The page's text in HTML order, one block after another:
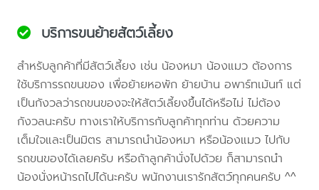
บริการขนย้ายสัตว์เลี้ยง
สำหรับลูกค้าที่มีสัตว์เลี้ยง เช่น น้องหมา น้องแมว ต้องการ
ใช้บริการรถขนของ เพื่อย้ายหอพัก ย้ายบ้าน อพาร์ทเม้นท์ แต่
เป็นกังวลว่ารถขนของจะให้สัตว์เลี้ยงขึ้นได้หรือไม่ ไม่ต้อง
กังวลนะครับ ทางเราให้บริการกับลูกค้าทุกท่าน ด้วยความ
เต็มใจและเป็นมิตร สามารถนำน้องหมา หรือน้องแมว ไปกับ
รถขนของได้เลยครับ หรือถ้าลูกค้านั่งไปด้วย ก็สามารถนำ
น้องนั่งหน้ารถไปได้นะครับ พนักงานเรารักสัตว์ทุกคนครับ ^^